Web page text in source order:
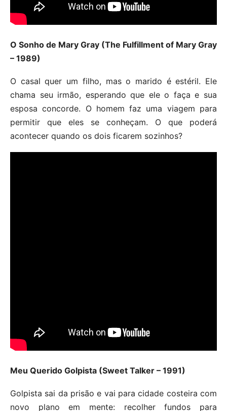
O Sonho de Mary Gray (The Fulfillment of Mary Gray
– 1989)
O casal quer um filho, mas o marido é estéril. Ele
chama seu irmão, esperando que ele o faça e sua
esposa concorde. O homem faz uma viagem para
permitir que eles se conheçam. O que poderá
acontecer quando os dois ficarem sozinhos?
Meu Querido Golpista (Sweet Talker – 1991)
Golpista sai da prisão e vai para cidade costeira com
novo plano em mente: recolher fundos para